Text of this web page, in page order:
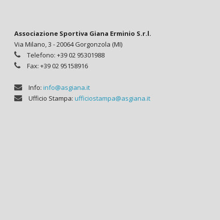
Associazione Sportiva Giana Erminio S.r.l.
Via Milano, 3 - 20064 Gorgonzola (MI)
Telefono: +39 02 95301988
Fax: +39 02 95158916
Info: info@asgiana.it
Ufficio Stampa: ufficiostampa@asgiana.it